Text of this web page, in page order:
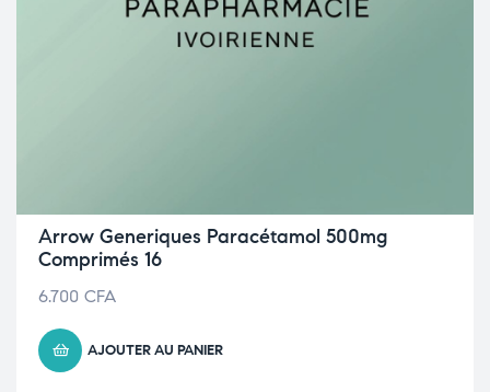
Arrow Generiques Paracétamol 500mg
Comprimés 16
6.700 CFA
AJOUTER AU PANIER